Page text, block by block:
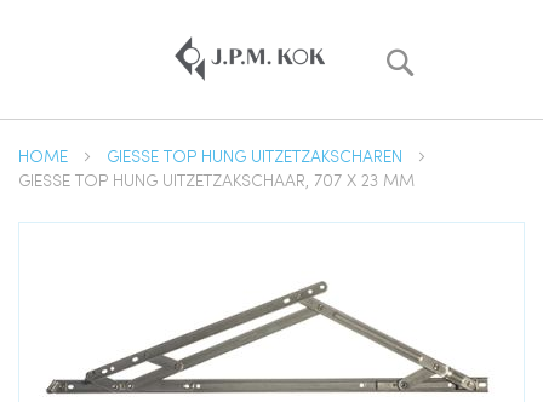
HOME
GIESSE TOP HUNG UITZETZAKSCHAREN
GIESSE TOP HUNG UITZETZAKSCHAAR, 707 X 23 MM